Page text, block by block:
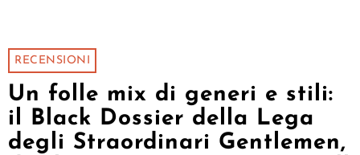
RECENSIONI
Un folle mix di generi e stili:
il Black Dossier della Lega
degli Straordinari Gentlemen,